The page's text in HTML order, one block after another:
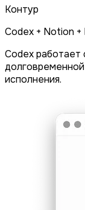
Контур
Codex + Notion +
Codex работает
исполнения.